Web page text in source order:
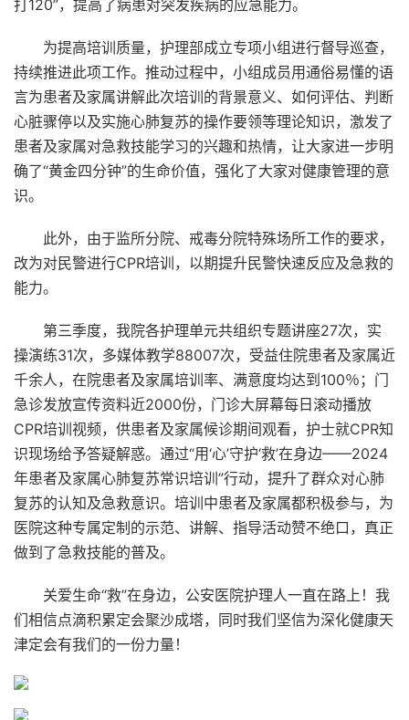
打120”，提高了病患对突发疾病的应急能力。
为提高培训质量，护理部成立专项小组进行督导巡查，
持续推进此项工作。 推动过程中，小组成员用通俗易懂的语
言为患者及家属讲解此次培训的背景意义、如何评估、判断
心脏骤停以及实施心肺复苏的操作要领等理论知识，激发了
患者及家属对急救技能学习的兴趣和热情，让大家进一步明
确了“黄金四分钟”的生命价值，强化了大家对健康管理的意
识。
此外，由于监所分院、戒毒分院特殊场所工作的要求，
改为对民警进行CPR培训，以期提升民警快速反应及急救的
能力。
第三季度，我院各护理单元共组织专题讲座27次，实
操演练31次，多媒体教学88007次，受益住院患者及家属近
千余人，在院患者及家属培训率、满意度均达到100％； 门
急诊发放宣传资料近2000份，门诊大屏幕每日滚动播放
CPR培训视频，供患者及家属候诊期间观看，护士就CPR知
识现场给予答疑解惑。 通过“用‘心’守护‘救’在身边——2024
年患者及家属心肺复苏常识培训”行动，提升了群众对心肺
复苏的认知及急救意识。 培训中患者及家属都积极参与，为
医院这种专属定制的示范、讲解、指导活动赞不绝口，真正
做到了急救技能的普及。
关爱生命“救”在身边，公安医院护理人一直在路上！我
们相信点滴积累定会聚沙成塔， 同时我们坚信为深化健康天
津定会有我们的一份力量！